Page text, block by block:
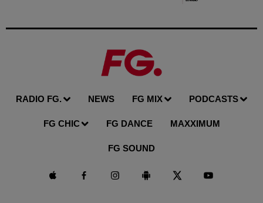
RADIO FG. NEWS FG MIX PODCASTS
FG CHIC FG DANCE MAXXIMUM
FG SOUND